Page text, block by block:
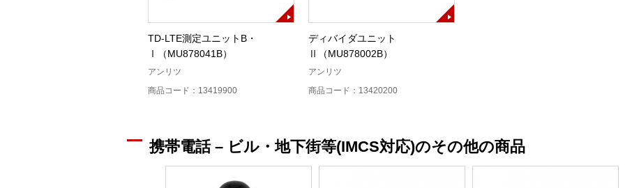
TD-LTE測定ユニットB・
Ⅰ（MU878041B）
アンリツ
商品コード：13419900
ディバイダユニット
Ⅱ（MU878002B）
アンリツ
商品コード：13420200
携帯電話 – ビル・地下街等(IMCS対応)のその他の商品